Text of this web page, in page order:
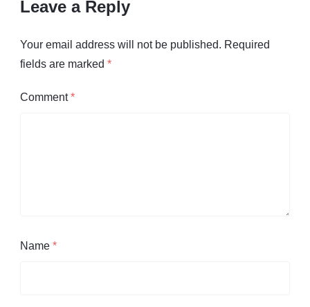
Leave a Reply
Your email address will not be published. Required
fields are marked *
Comment*
Name *